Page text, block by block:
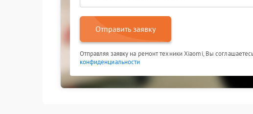
Отправить заявку
Отправляя заявку на ремонт техники Xiaomi, Вы
конфиденциальности